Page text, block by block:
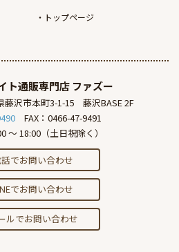
トップページ
ト通販専門店 ファズー
藤沢市本町3-1-15
藤沢BASE 2F
FAX：0466-47-9491
～ 18:00（土日祝除く）
でお問い合わせ
でお問い合わせ
ルでお問い合わせ